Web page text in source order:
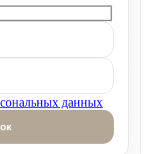
данных